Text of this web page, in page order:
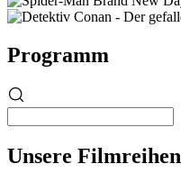
Programm
Unsere Filmreihen